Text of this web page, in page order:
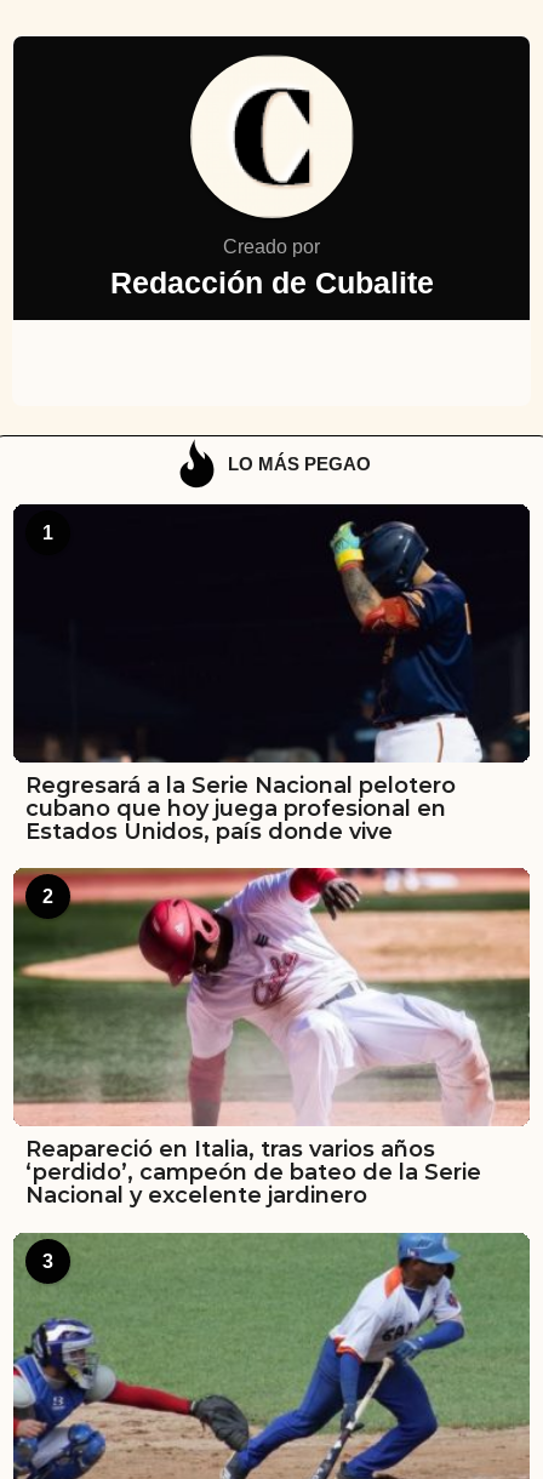
Creado por
Redacción de Cubalite
LO MÁS PEGAO
1
Regresará a la Serie Nacional pelotero
cubano que hoy juega profesional en
Estados Unidos, país donde vive
2
Reapareció en Italia, tras varios años
‘perdido’, campeón de bateo de la Serie
Nacional y excelente jardinero
3